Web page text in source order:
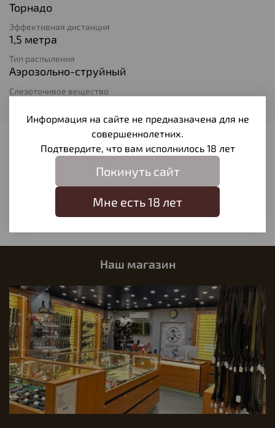
Торнадо
Эффективная дистанция
1,5 метра
Тип распыления
Аэрозольно-струйный
Слезоточивое вещество
Отзывы
Отзывов еще никто не оставлял
Написать отзыв
Наш магазин
Информация на сайте не предназначена для не
совершеннолетних.
Подтвердите, что вам исполнилось 18 лет
Покинуть сайт
Мне есть 18 лет